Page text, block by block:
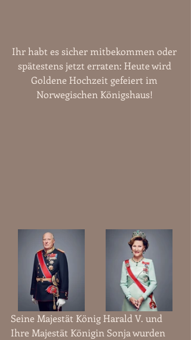
Ihr habt es sicher mitbekommen oder
spätestens jetzt erraten: Heute wird
Goldene Hochzeit gefeiert im
Norwegischen Königshaus!
Seine Majestät König Harald V. und
Ihre Majestät Königin Sonja wurden